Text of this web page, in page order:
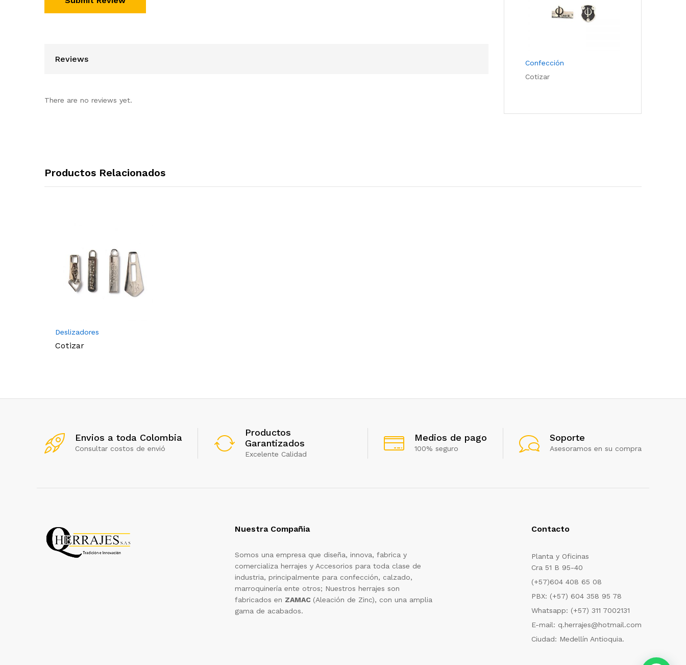
Reviews
There are no reviews yet.
Confección
Cotizar
Productos Relacionados
Deslizadores
Cotizar
Envios a toda Colombia
Consultar costos de envió
Productos
Garantizados
Excelente Calidad
Medios de pago
100% seguro
Soporte
Asesoramos en su compra
Nuestra Compañia
Somos una empresa que diseña, innova, fabrica y
comercializa herrajes y Accesorios para toda clase de
industria, principalmente para confección, calzado,
marroquinería ente otros; Nuestros herrajes son
fabricados en ZAMAC (Aleación de Zinc), con una amplia
gama de acabados.
Contacto
Planta y Oficinas
Cra 51 B 95-40
(+57)604 408 65 08
PBX: (+57) 604 358 95 78
Whatsapp: (+57) 311 7002131
E-mail: q.herrajes@hotmail.com
Ciudad: Medellín Antioquia.